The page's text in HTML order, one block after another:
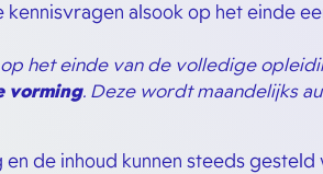
alsook op het einde
op het einde van de volledige
vorming. Deze wordt maandelijks
de inhoud kunnen steeds